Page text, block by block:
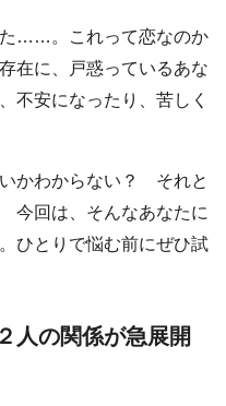
……。これって恋なのか
在に、戸惑っているあな
不安になったり、苦しく
かわからない？ それと
今回は、そんなあなたに
ひとりで悩む前にぜひ試
人の関係が急展開